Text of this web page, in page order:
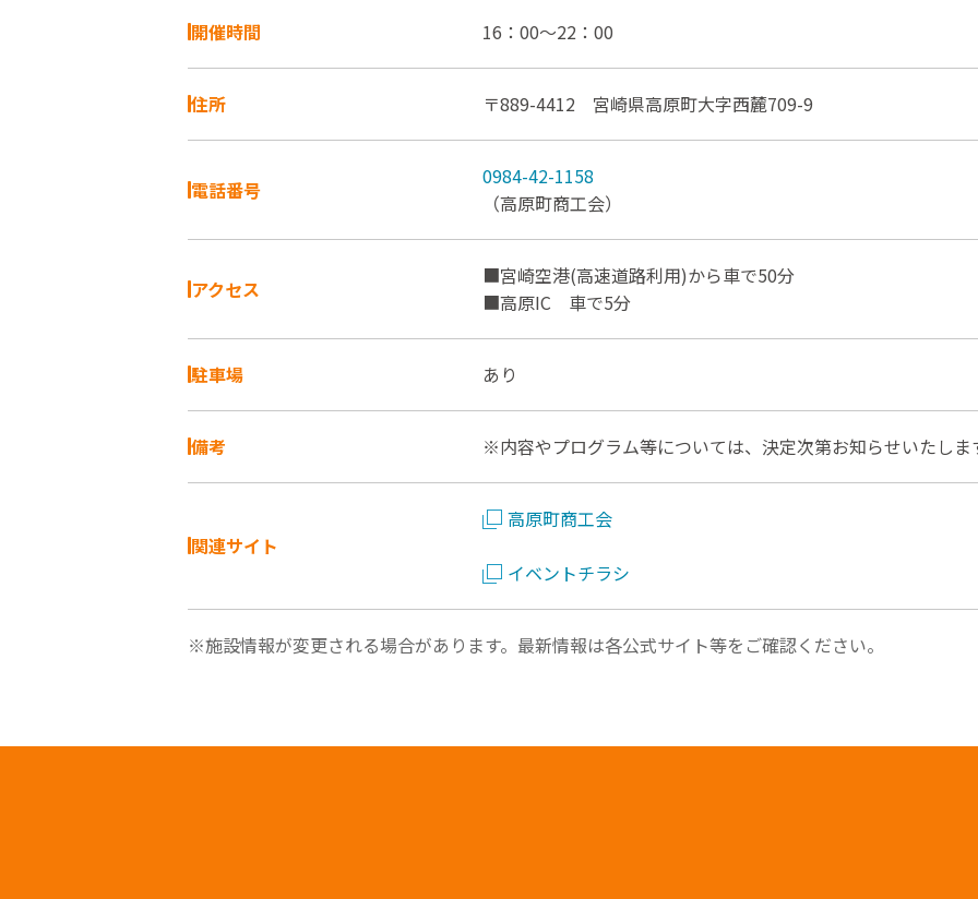
開催時間 16：00～22：00
住所 〒889-4412 宮崎県高原町大字西麓709-9
電話番号
0984-42-1158
（高原町商工会）
アクセス
■宮崎空港(高速道路利用)から車で50分
■高原IC 車で5分
駐車場 あり
備考 ※内容やプログラム等については、決定次第お知らせいたしま
関連サイト
高原町商工会
イベントチラシ
※施設情報が変更される場合があります。最新情報は各公式サイト等をご確認ください。